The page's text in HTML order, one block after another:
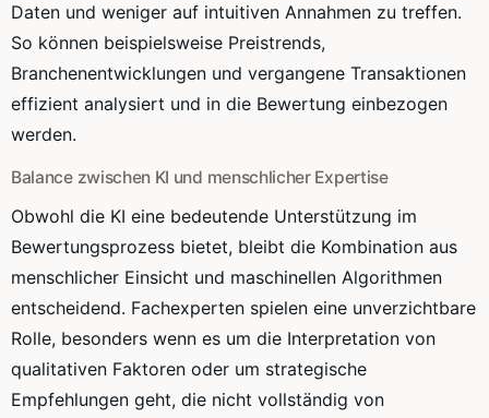
Daten und weniger auf intuitiven Annahmen zu treffen.
So können beispielsweise Preistrends,
Branchenentwicklungen und vergangene Transaktionen
effizient analysiert und in die Bewertung einbezogen
werden.
Balance zwischen KI und menschlicher Expertise
Obwohl die KI eine bedeutende Unterstützung im
Bewertungsprozess bietet, bleibt die Kombination aus
menschlicher Einsicht und maschinellen Algorithmen
entscheidend. Fachexperten spielen eine unverzichtbare
Rolle, besonders wenn es um die Interpretation von
qualitativen Faktoren oder um strategische
Empfehlungen geht, die nicht vollständig von